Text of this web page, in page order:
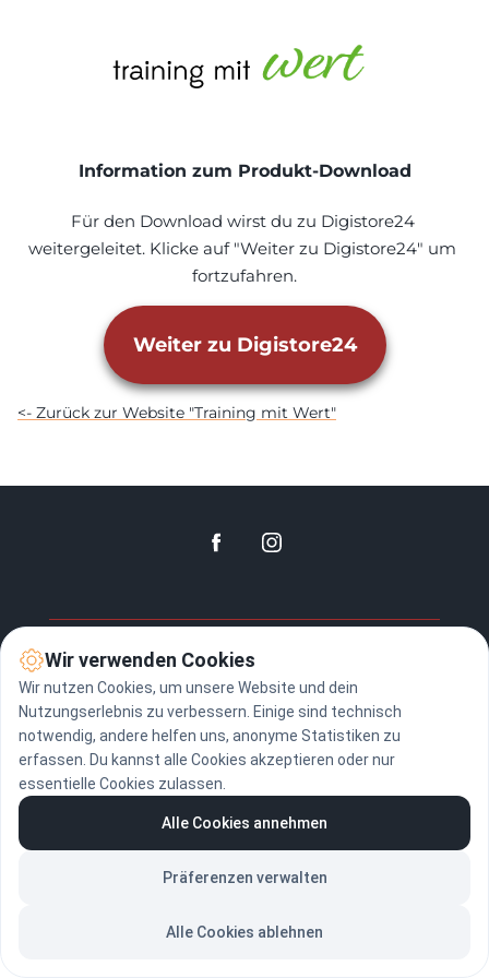
Information zum Produkt-Download
Für den Download wirst du zu Digistore24
weitergeleitet. Klicke auf "Weiter zu Digistore24" um
fortzufahren.
Weiter zu Digistore24
<- Zurück zur Website "Training mit Wert"
© 2025
Erwachsenenbildnerin
Alle Rechte vorbehalten. Impressum & Datenschutz
♿Barrierearm nach WCAG 2.2 AA
Wir verwenden Cookies
Wir nutzen Cookies, um unsere Website und dein
Nutzungserlebnis zu verbessern. Einige sind technisch
notwendig, andere helfen uns, anonyme Statistiken zu
erfassen. Du kannst alle Cookies akzeptieren oder nur
essentielle Cookies zulassen.
Alle Cookies ablehnen
Präferenzen verwalten
Alle Cookies annehmen